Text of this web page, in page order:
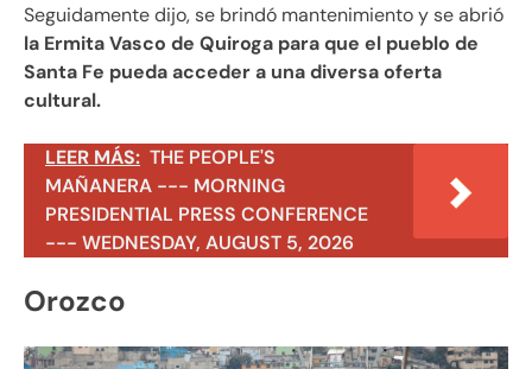
Seguidamente dijo, se brindó mantenimiento y se abrió
la Ermita Vasco de Quiroga para que el pueblo de
Santa Fe pueda acceder a una diversa oferta
cultural.
LEER MÁS: THE PEOPLE'S
MAÑANERA --- MORNING
PRESIDENTIAL PRESS CONFERENCE
--- WEDNESDAY, AUGUST 5, 2026
Orozco